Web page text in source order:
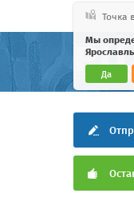
Точка
Мы
Да